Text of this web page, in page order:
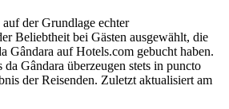
der Grundlage echter
Beliebtheit bei Gästen ausgewählt, die
Gândara auf Hotels.com gebucht haben.
Gândara überzeugen stets in puncto
der Reisenden. Zuletzt aktualisiert am